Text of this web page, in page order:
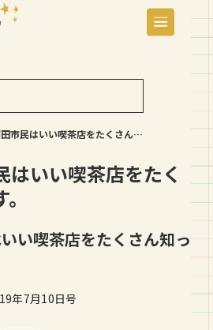
社交的な酒田市民はいい喫茶店をたくさん知っています。
はいい喫茶店をたく
い喫茶店をたくさん知っ
年7月10日号